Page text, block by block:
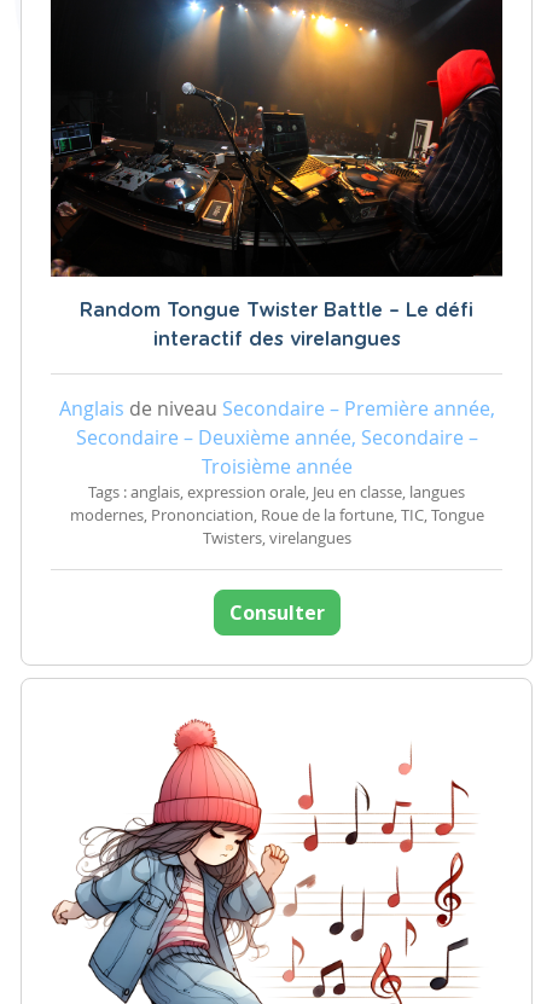
Random Tongue Twister Battle – Le défi
interactif des virelangues
Anglais de niveau Secondaire – Première année,
Secondaire – Deuxième année, Secondaire –
Troisième année
Tags : anglais, expression orale, Jeu en classe, langues
modernes, Prononciation, Roue de la fortune, TIC, Tongue
Twisters, virelangues
Consulter